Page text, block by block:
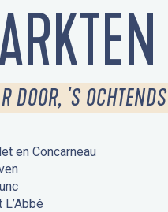
DOOR, 'S OCHTENDS
en Concarneau